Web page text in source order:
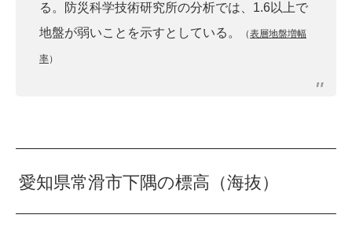
る。防災科学技術研究所の分析では、1.6以上で
地盤が弱いことを示すとしている。
（表層地盤増幅
率）
愛知県常滑市下隅の標高（海抜）